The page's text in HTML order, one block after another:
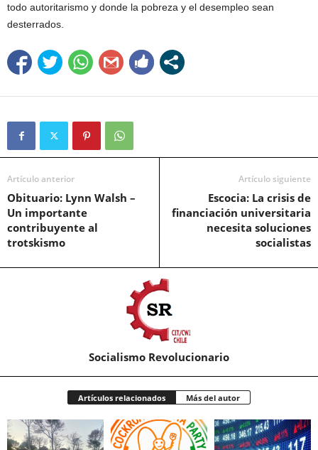
todo autoritarismo y donde la pobreza y el desempleo sean
desterrados.
Artículo anterior
Obituario: Lynn Walsh –
Un importante
contribuyente al
trotskismo
Artículo siguiente
Escocia: La crisis de
financiación universitaria
necesita soluciones
socialistas
Socialismo Revolucionario
Artículos relacionados Más del autor